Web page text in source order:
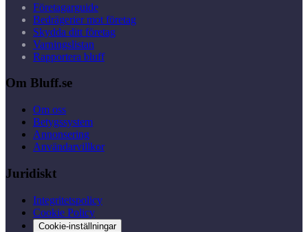
Företagarguide
Bedrägerier mot företag
Skydda ditt företag
Varningslistan
Rapportera bluff
Om Bluff.se
Om oss
Betygssystem
Annonsering
Användarvillkor
Juridiskt
Integritetspolicy
Cookie Policy
Cookie-inställningar